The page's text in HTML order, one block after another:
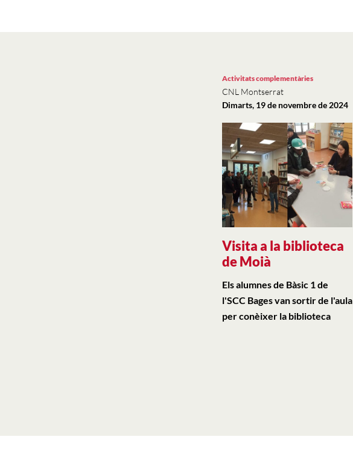
Visita a la biblioteca
de Moià
Activitats complementàries
CNL Montserrat
Dimarts, 19 de novembre de 2024
Els alumnes de Bàsic 1 de
l'SCC Bages van sortir de l'aula
per conèixer la biblioteca